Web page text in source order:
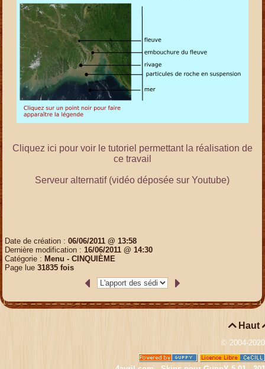
Cliquez ici pour voir le tutoriel permettant la réalisation de
ce travail
Serveur alternatif (vidéo déposée sur Youtube)
Date de création : 06/06/2011 @ 13:58
Dernière modification : 16/06/2011 @ 14:30
Catégorie : Menu - CINQUIÈME
Page lue 31835 fois
Haut
© 2004-